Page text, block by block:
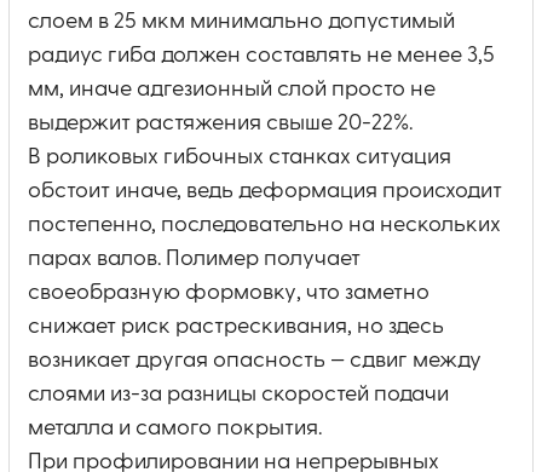
слоем в 25 мкм минимально допустимый
радиус гиба должен составлять не менее 3,5
мм, иначе адгезионный слой просто не
выдержит растяжения свыше 20-22%.
В роликовых гибочных станках ситуация
обстоит иначе, ведь деформация происходит
постепенно, последовательно на нескольких
парах валов. Полимер получает
своеобразную формовку, что заметно
снижает риск растрескивания, но здесь
возникает другая опасность — сдвиг между
слоями из-за разницы скоростей подачи
металла и самого покрытия.
При профилировании на непрерывных